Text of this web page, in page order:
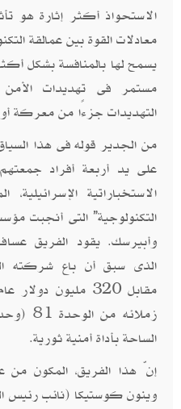
الاستحواذ أكثر إثارة هو
معادلات القوة بين عمالقة
يسمح لها بالمنافسة بشكل
مستمر فى تهديدات
التهديدات جزءًا من معركة
الاستخباراتية
التكنولوجية” التى أنجبت
وأبيرسك. يقود الفريق
الذى سبق أن باع شركته
الساحة بأداة أمنية ثورية.
إنّ هذا الفريق، المكون من
وينون كوستيكا (نائب رئيس